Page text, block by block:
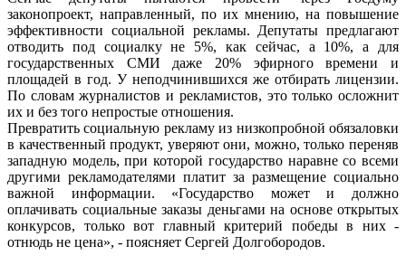
законопроект, направленный, по их мнению, на повышение
эффективности социальной рекламы. Депутаты предлагают
отводить под социалку не 5%, как сейчас, а 10%, а для
государственных СМИ даже 20% эфирного времени и
площадей в год. У неподчинившихся же отбирать лицензии.
По словам журналистов и рекламистов, это только осложнит
их и без того непростые отношения.
Превратить социальную рекламу из низкопробной обязаловки
в качественный продукт, уверяют они, можно, только переняв
западную модель, при которой государство наравне со всеми
другими рекламодателями платит за размещение социально
важной информации. «Государство может и должно
оплачивать социальные заказы деньгами на основе открытых
конкурсов, только вот главный критерий победы в них -
отнюдь не цена», - поясняет Сергей Долгобородов.